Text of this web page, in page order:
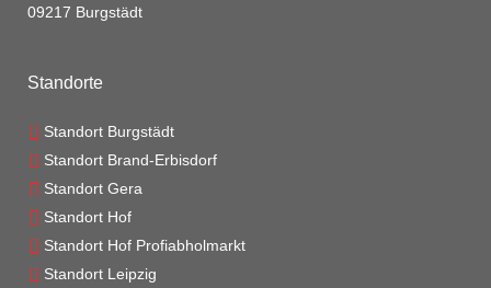
09217 Burgstädt
Standorte
Standort Burgstädt
Standort Brand-Erbisdorf
Standort Gera
Standort Hof
Standort Hof Profiabholmarkt
Standort Leipzig